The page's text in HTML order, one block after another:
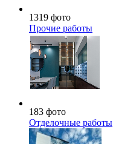
1319 фото
Прочие работы
183 фото
Отделочные работы